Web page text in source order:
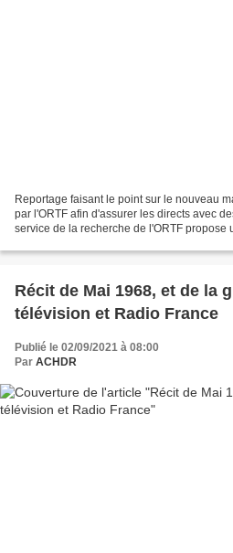
Reportage faisant le point sur le nouveau
par l'ORTF afin d'assurer les directs avec
service de la recherche de l'ORTF propose
Récit de Mai 1968, et de la
télévision et Radio France
Publié le 02/09/2021 à 08:00
Par ACHDR